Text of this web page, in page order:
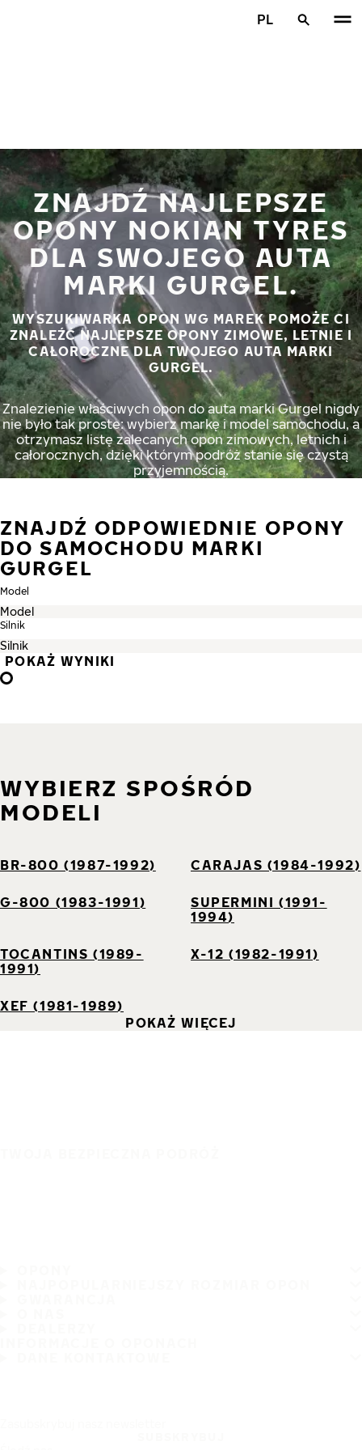
PL
ZNAJDŹ NAJLEPSZE
OPONY NOKIAN TYRES
DLA SWOJEGO AUTA
MARKI GURGEL.
WYSZUKIWARKA OPON WG MAREK POMOŻE CI
ZNALEŹĆ NAJLEPSZE OPONY ZIMOWE, LETNIE I
CAŁOROCZNE DLA TWOJEGO AUTA MARKI
GURGEL.
Znalezienie właściwych opon do auta marki Gurgel nigdy
nie było tak proste: wybierz markę i model samochodu, a
otrzymasz listę zalecanych opon zimowych, letnich i
całorocznych, dzięki którym podróż stanie się czystą
przyjemnością.
ZNAJDŹ ODPOWIEDNIE OPONY
DO SAMOCHODU MARKI
GURGEL
Model
Silnik
POKAŻ WYNIKI
WYBIERZ SPOŚRÓD
MODELI
BR-800 (1987-1992) CARAJAS (1984-1992)
G-800 (1983-1991)
SUPERMINI (1991-
1994)
TOCANTINS (1989-
1991)
X-12 (1982-1991)
XEF (1981-1989)
POKAŻ WIĘCEJ